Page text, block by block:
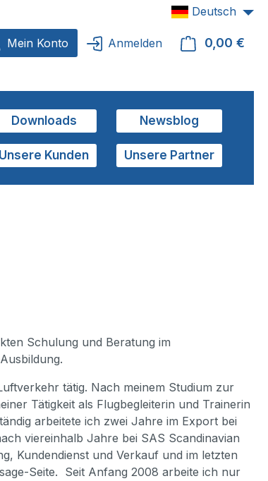
Mein Konto
Anmelden 0,00 €
Deutsch
Downloads Newsblog
Unsere Kunden Unsere Partner
Schulung und Beratung im
tätig. Nach meinem Studium zur
Tätigkeit als Flugbegleiterin und Trainerin
arbeitete ich zwei Jahre im Export bei
viereinhalb Jahre bei SAS Scandinavian
Kundendienst und Verkauf und im letzten
Seite. Seit Anfang 2008 arbeite ich nur